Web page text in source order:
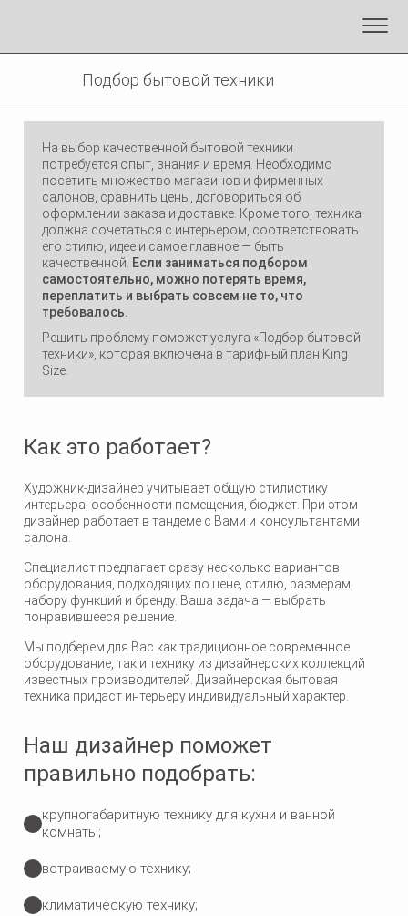
Подбор бытовой техники
На выбор качественной бытовой техники
потребуется опыт, знания и время. Необходимо
посетить множество магазинов и фирменных
салонов, сравнить цены, договориться об
оформлении заказа и доставке. Кроме того, техника
должна сочетаться с интерьером, соответствовать
его стилю, идее и самое главное — быть
качественной. Если заниматься подбором
самостоятельно, можно потерять время,
переплатить и выбрать совсем не то, что
требовалось.
Решить проблему поможет услуга «Подбор бытовой
техники», которая включена в тарифный план King
Size.
Как это работает?
Художник-дизайнер учитывает общую стилистику
интерьера, особенности помещения, бюджет. При этом
дизайнер работает в тандеме с Вами и консультантами
салона.
Специалист предлагает сразу несколько вариантов
оборудования, подходящих по цене, стилю, размерам,
набору функций и бренду. Ваша задача — выбрать
понравившееся решение.
Мы подберем для Вас как традиционное современное
оборудование, так и технику из дизайнерских коллекций
известных производителей. Дизайнерская бытовая
техника придаст интерьеру индивидуальный характер.
Наш дизайнер поможет
правильно подобрать:
крупногабаритную технику для кухни и ванной
комнаты;
встраиваемую технику;
климатическую технику;